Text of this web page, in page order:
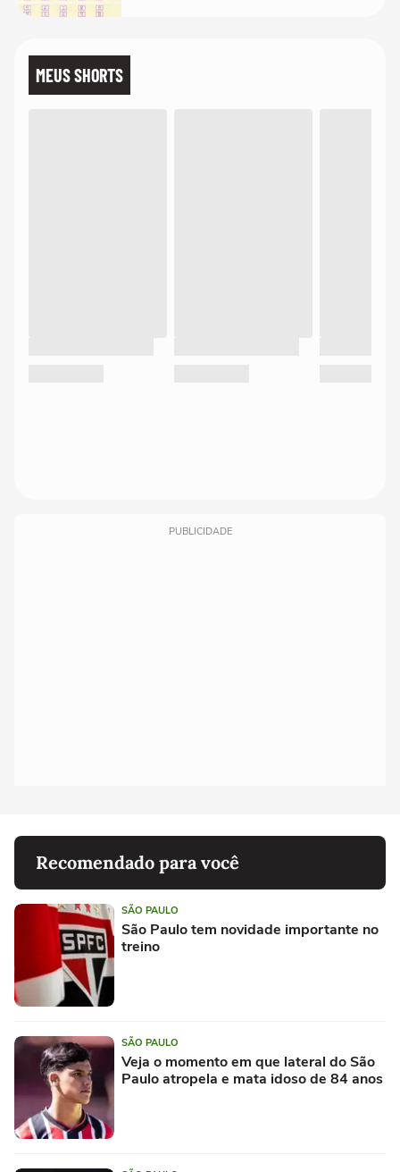
MEUS SHORTS
PUBLICIDADE
Recomendado para você
SÃO PAULO
São Paulo tem novidade importante no
treino
SÃO PAULO
Veja o momento em que lateral do São
Paulo atropela e mata idoso de 84 anos